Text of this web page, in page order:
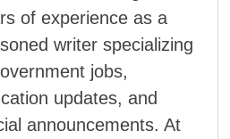
of experience as a
writer specializing
jobs,
updates, and
announcements. At